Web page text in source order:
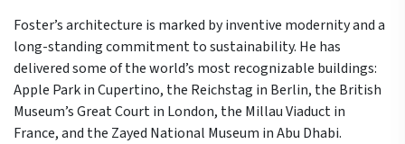
Foster’s architecture is marked by inventive modernity and a
long-standing commitment to sustainability. He has
delivered some of the world’s most recognizable buildings:
Apple Park in Cupertino, the Reichstag in Berlin, the British
Museum’s Great Court in London, the Millau Viaduct in
France, and the Zayed National Museum in Abu Dhabi.